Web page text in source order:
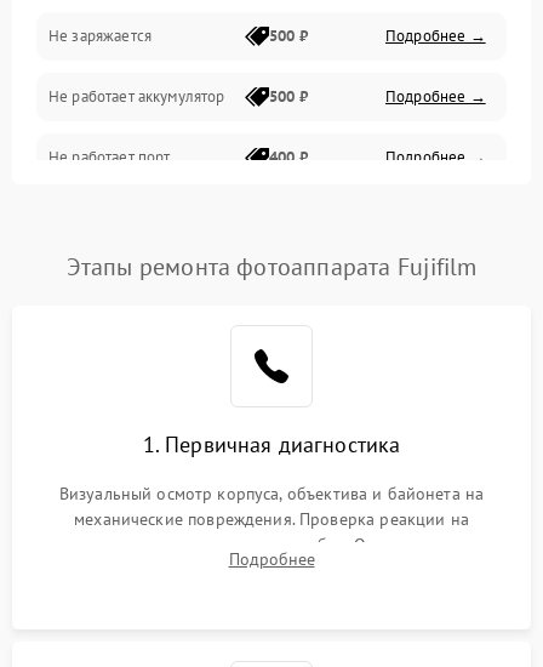
Объективы
Программные сбои
Коммуникации и интерфейсы
Не заряжается 500 ₽ Подробнее →
Не работает аккумулятор 500 ₽ Подробнее →
Не работает порт 400 ₽ Подробнее →
Этапы ремонта фотоаппарата Fujifilm
1. Первичная диагностика
Визуальный осмотр корпуса, объектива и байонета на
механические повреждения. Проверка реакции на
включение, считывание кодов ошибок. Оценка состояния
матрицы и затвора, проверка работы автофокуса и вспышки.
Подробнее